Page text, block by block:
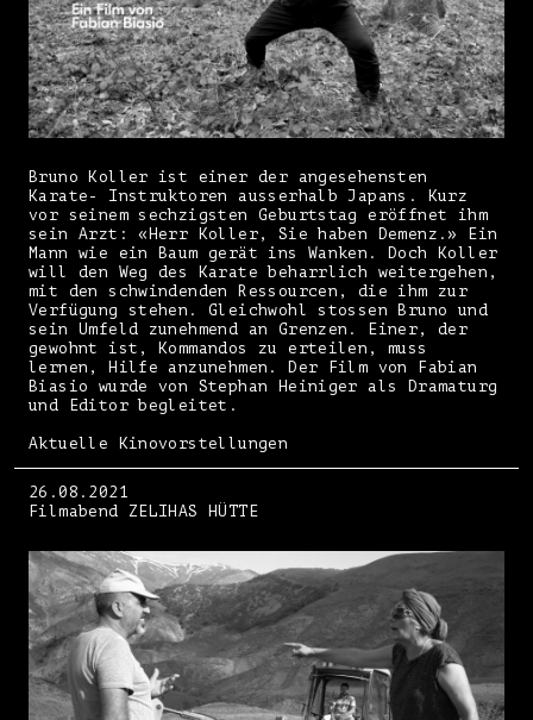
Bruno Koller ist einer der angesehensten
Karate- Instruktoren ausserhalb Japans. Kurz
vor seinem sechzigsten Geburtstag eröffnet ihm
sein Arzt: «Herr Koller, Sie haben Demenz.» Ein
Mann wie ein Baum gerät ins Wanken. Doch Koller
will den Weg des Karate beharrlich weitergehen,
mit den schwindenden Ressourcen, die ihm zur
Verfügung stehen. Gleichwohl stossen Bruno und
sein Umfeld zunehmend an Grenzen. Einer, der
gewohnt ist, Kommandos zu erteilen, muss
lernen, Hilfe anzunehmen. Der Film von Fabian
Biasio wurde von Stephan Heiniger als Dramaturg
und Editor begleitet.
Aktuelle Kinovorstellungen
26.08.2021
Filmabend ZELIHAS HÜTTE